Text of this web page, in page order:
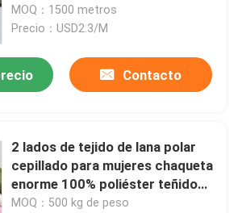
MOQ：1500 metros
Precio：USD2.3/M
Contacto
2 lados de tejido de lana polar
cepillado para mujeres chaqueta
enorme 100% poliéster teñido
160gm caliente
MOQ：500 kg de peso